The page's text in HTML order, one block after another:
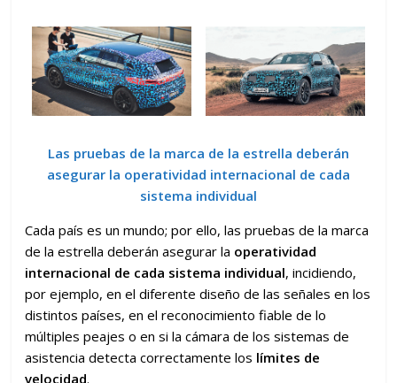
Las pruebas de la marca de la estrella deberán
asegurar la operatividad internacional de cada
sistema individual
Cada país es un mundo; por ello, las pruebas de la marca
de la estrella deberán asegurar la operatividad
internacional de cada sistema individual, incidiendo,
por ejemplo, en el diferente diseño de las señales en los
distintos países, en el reconocimiento fiable de lo
múltiples peajes o en si la cámara de los sistemas de
asistencia detecta correctamente los límites de
velocidad.